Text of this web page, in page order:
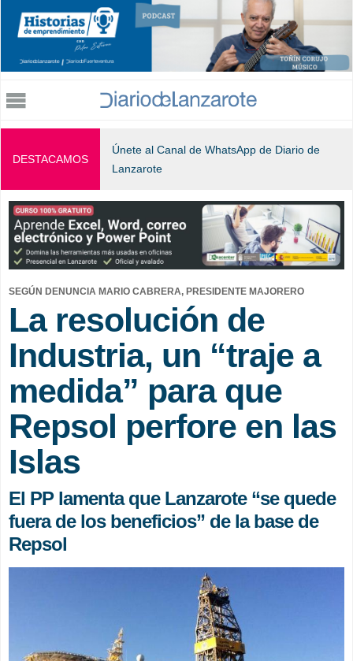
Jump to navigation
DESTACAMOS
Únete al Canal de WhatsApp de Diario de
Lanzarote
SEGÚN DENUNCIA MARIO CABRERA, PRESIDENTE MAJORERO
La resolución de
Industria, un “traje a
medida” para que
Repsol perfore en las
Islas
El PP lamenta que Lanzarote “se quede
fuera de los beneficios” de la base de
Repsol